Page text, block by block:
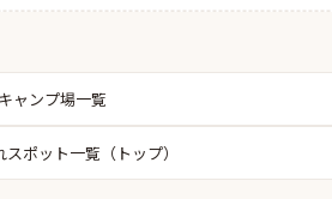
ャンプ場一覧
スポット一覧（トップ）